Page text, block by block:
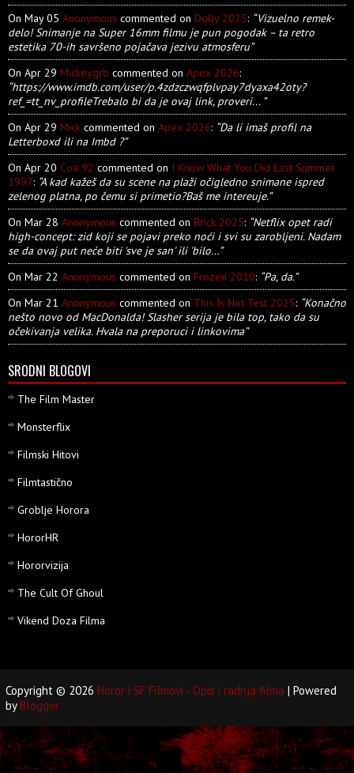
On May 05 Anonymous commented on Dolly 2025: “Vizuelno remek-
delo! Snimanje na Super 16mm filmu je pun pogodak – ta retro
estetika 70-ih savršeno pojačava jezivu atmosferu”
On Apr 29 Mickeygrb commented on Apex 2026:
“https://www.imdb.com/user/p.4zdzczwqfplvpay7dyaxa42oty?
ref_=tt_nv_profileTrebalo bi da je ovaj link, proveri... ”
On Apr 29 Mick commented on Apex 2026: “Da li imaš profil na
Letterboxd ili na Imbd ?”
On Apr 20 Coa 92 commented on I Know What You Did Last Summer
1997: “A kad kažeš da su scene na plaži očigledno snimane ispred
zelenog platna, po čemu si primetio?Baš me intereuje.”
On Mar 28 Anonymous commented on Brick 2025: “Netflix opet radi
high-concept: zid koji se pojavi preko noći i svi su zarobljeni. Nadam
se da ovaj put neće biti 'sve je san' ili 'bilo…”
On Mar 22 Anonymous commented on Frozen 2010: “Pa, da.”
On Mar 21 Anonymous commented on This Is Not Test 2025: “Konačno
nešto novo od MacDonalda! Slasher serija je bila top, tako da su
očekivanja velika. Hvala na preporuci i linkovima”
SRODNI BLOGOVI
The Film Master
Monsterflix
Filmski Hitovi
Filmtastično
Groblje Horora
HororHR
Hororvizija
The Cult Of Ghoul
Vikend Doza Filma
Copyright © 2026 Horor i SF Filmovi - Opis i radnja filma | Powered
byBlogger